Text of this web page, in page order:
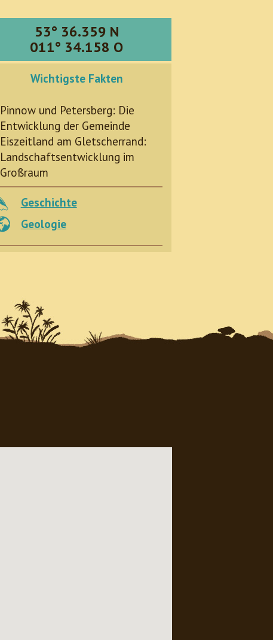
53° 36.359 N
011° 34.158 O
Wichtigste Fakten
Pinnow und Petersberg: Die
Entwicklung der Gemeinde
Eiszeitland am Gletscherrand:
Landschaftsentwicklung im
Großraum
Geschichte
Geologie